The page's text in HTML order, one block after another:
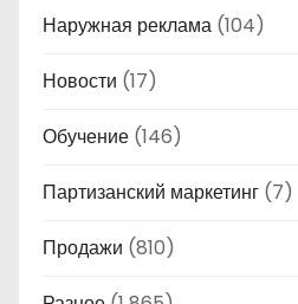
Наружная реклама (104)
Новости (17)
Обучение (146)
Партизанский маркетинг (7)
Продажи (810)